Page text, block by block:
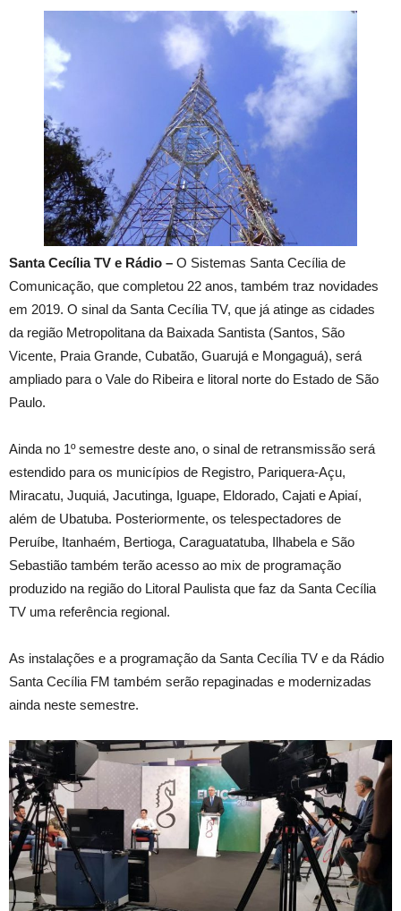
Santa Cecília TV e Rádio – O Sistemas Santa Cecília de
Comunicação, que completou 22 anos, também traz novidades
em 2019. O sinal da Santa Cecília TV, que já atinge as cidades
da região Metropolitana da Baixada Santista (Santos, São
Vicente, Praia Grande, Cubatão, Guarujá e Mongaguá), será
ampliado para o Vale do Ribeira e litoral norte do Estado de São
Paulo.
Ainda no 1º semestre deste ano, o sinal de retransmissão será
estendido para os municípios de Registro, Pariquera-Açu,
Miracatu, Juquiá, Jacutinga, Iguape, Eldorado, Cajati e Apiaí,
além de Ubatuba. Posteriormente, os telespectadores de
Peruíbe, Itanhaém, Bertioga, Caraguatatuba, Ilhabela e São
Sebastião também terão acesso ao mix de programação
produzido na região do Litoral Paulista que faz da Santa Cecília
TV uma referência regional.
As instalações e a programação da Santa Cecília TV e da Rádio
Santa Cecília FM também serão repaginadas e modernizadas
ainda neste semestre.